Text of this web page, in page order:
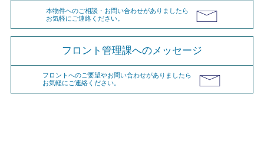
本物件へのご相談・お問い合わせがありましたら
お気軽にご連絡ください。
フロント管理課へのメッセージ
フロントへのご要望やお問い合わせがありましたら
お気軽にご連絡ください。